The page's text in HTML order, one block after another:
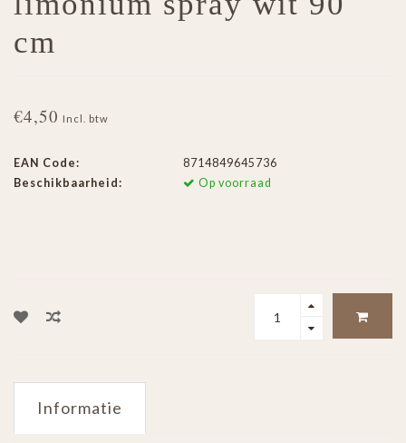
cm
€4,50 Incl. btw
EAN Code:
8714849645736
Beschikbaarheid:
Op voorraad
Informatie